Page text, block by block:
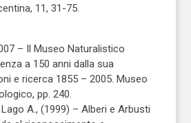
11, 31-75.
– Il Museo Naturalistico
a 150 anni dalla sua
e ricerca 1855 – 2005. Museo
pp. 240.
A., (1999) – Alberi e Arbusti